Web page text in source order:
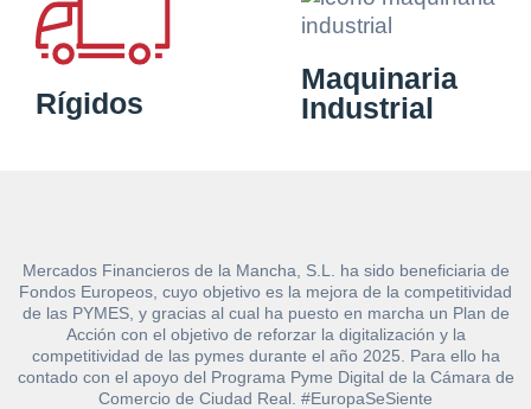
Rígidos
Maquinaria
Industrial
Mercados Financieros de la Mancha, S.L. ha sido beneficiaria de
Fondos Europeos, cuyo objetivo es la mejora de la competitividad
de las PYMES, y gracias al cual ha puesto en marcha un Plan de
Acción con el objetivo de reforzar la digitalización y la
competitividad de las pymes durante el año 2025. Para ello ha
contado con el apoyo del Programa Pyme Digital de la Cámara de
Comercio de Ciudad Real. #EuropaSeSiente